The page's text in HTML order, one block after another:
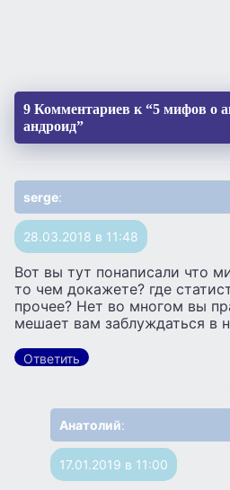
9 Комментариев к “5 мифов о
андроид”
serge:
28.03.2018 в 11:48
Вот вы тут понаписали что
то чем докажете? где
прочее? Нет во многом вы
мешает вам заблуждаться в
Ответить
Анатолий:
17.01.2019 в 11:00